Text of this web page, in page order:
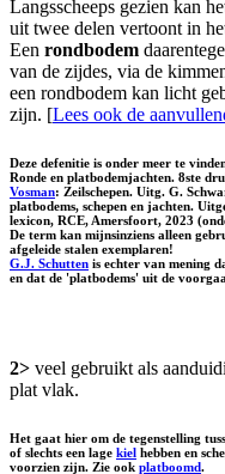
Langsscheeps gezien kan
uit twee delen vertoont in
Een rondbodem
van de zijdes, via de
een rondbodem kan licht
zijn. [Lees ook de
Deze defenitie is onder meer te
Ronde en platbodemjachten. 8ste
Vosman: Zeilschepen. Uitg. G.
platbodems, schepen en jachten.
lexicon, RCE, Amersfoort, 2023
De term kan mijnsinziens alleen
afgeleide stalen exemplaren!
G.J. Schutten is echter van mening
en dat de 'platbodems' uit de
2> veel gebruikt als
plat vlak.
Het gaat hier om de tegenstelling
of slechts een lage kiel hebben en
voorzien zijn. Zie ook platboomd.